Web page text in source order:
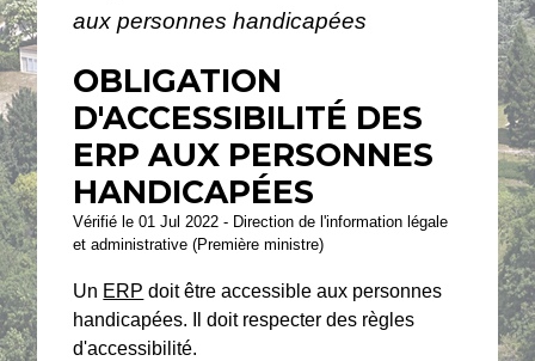
aux personnes handicapées
OBLIGATION
D'ACCESSIBILITÉ DES
ERP AUX PERSONNES
HANDICAPÉES
Vérifié le 01 Jul 2022 - Direction de l'information légale
et administrative (Première ministre)
Un ERP doit être accessible aux personnes
handicapées. Il doit respecter des règles
d'accessibilité.